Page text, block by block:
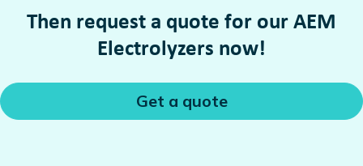
Then request a quote for our AEM
Electrolyzers now!
Get a quote